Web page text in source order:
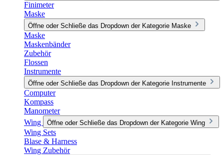
Finimeter
Maske
Öffne oder Schließe das Dropdown der Kategorie Maske
Maske
Maskenbänder
Zubehör
Flossen
Instrumente
Öffne oder Schließe das Dropdown der Kategorie Instrumente
Computer
Kompass
Manometer
Wing
Öffne oder Schließe das Dropdown der Kategorie Wing
Wing Sets
Blase & Harness
Wing Zubehör